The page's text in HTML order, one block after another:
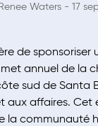
Waters - 17
de sponsoriser
annuel de la
sud de Santa
aux affaires. Cet
la communauté